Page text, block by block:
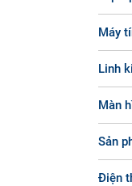
Máy
Linh
Màn
Sản
Điện